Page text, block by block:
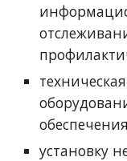
установку